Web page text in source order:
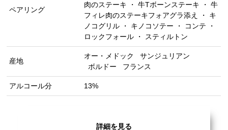
ペアリング
肉のステーキ ・ 牛Tボーンステーキ ・ 牛
フィレ肉のステーキフォアグラ添え ・ キ
ノコグリル ・ キノコソテー ・ コンテ ・
ロックフォール ・ スティルトン
産地
オー・メドック
サンジュリアン
ボルドー
フランス
アルコール分 13%
詳細を見る